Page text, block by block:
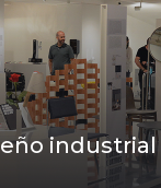
industrial